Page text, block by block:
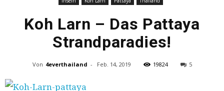
Koh Larn – Das Pattaya
Strandparadies!
Von 4everthailand - Feb. 14, 2019 19824 5